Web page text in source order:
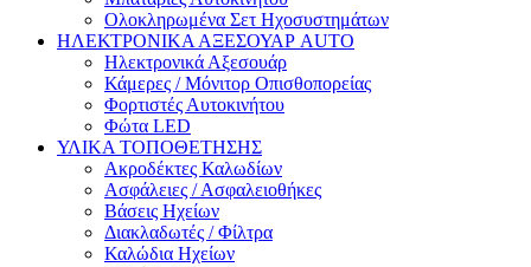
Ολοκληρωμένα Σετ Ηχοσυστημάτων
ΗΛΕΚΤΡΟΝΙΚΑ ΑΞΕΣΟΥΑΡ AUTO
Ηλεκτρονικά Αξεσουάρ
Κάμερες / Μόνιτορ Οπισθοπορείας
Φορτιστές Αυτοκινήτου
Φώτα LED
ΥΛΙΚΑ ΤΟΠΟΘΕΤΗΣΗΣ
Ακροδέκτες Καλωδίων
Ασφάλειες / Ασφαλειοθήκες
Βάσεις Ηχείων
Διακλαδωτές / Φίλτρα
Καλώδια Ηχείων